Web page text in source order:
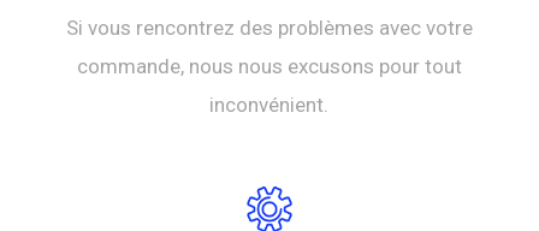
Si vous rencontrez des problèmes avec votre
commande, nous nous excusons pour tout
inconvénient.